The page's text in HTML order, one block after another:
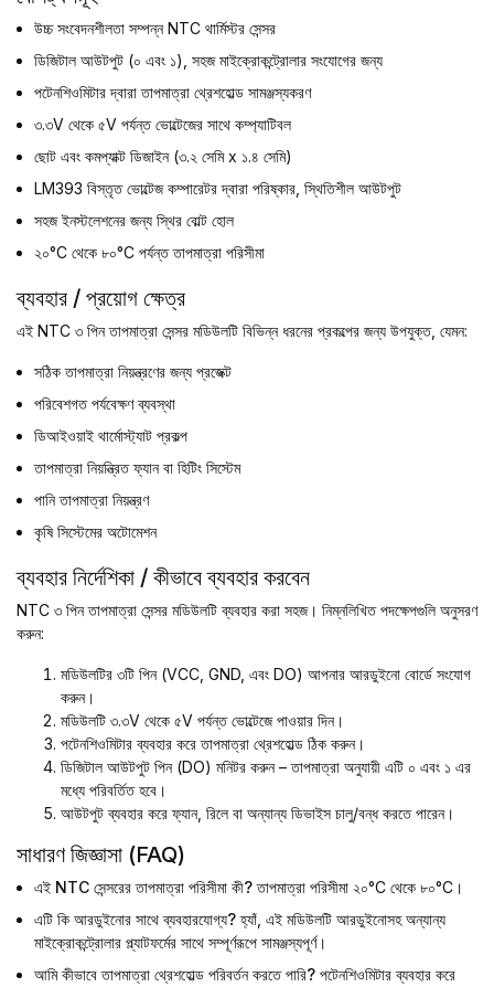
উচ্চ সংবেদনশীলতা সম্পন্ন NTC থার্মিস্টর সেন্সর
ডিজিটাল আউটপুট (০ এবং ১), সহজ মাইক্রোকন্ট্রোলার সংযোগের জন্য
পটেনশিওমিটার দ্বারা তাপমাত্রা থ্রেশহোল্ড সামঞ্জস্যকরণ
৩.৩V থেকে ৫V পর্যন্ত ভোল্টেজের সাথে কম্প্যাটিবল
ছোট এবং কমপ্যাক্ট ডিজাইন (৩.২ সেমি x ১.৪ সেমি)
LM393 বিস্তৃত ভোল্টেজ কম্পারেটর দ্বারা পরিষ্কার, স্থিতিশীল আউটপুট
সহজ ইনস্টলেশনের জন্য স্থির বোল্ট হোল
২০°C থেকে ৮০°C পর্যন্ত তাপমাত্রা পরিসীমা
ব্যবহার / প্রয়োগ ক্ষেত্র
এই NTC ৩ পিন তাপমাত্রা সেন্সর মডিউলটি বিভিন্ন ধরনের প্রকল্পের জন্য উপযুক্ত, যেমন:
সঠিক তাপমাত্রা নিয়ন্ত্রণের জন্য প্রজেক্ট
পরিবেশগত পর্যবেক্ষণ ব্যবস্থা
ডিআইওয়াই থার্মোস্ট্যাট প্রকল্প
তাপমাত্রা নিয়ন্ত্রিত ফ্যান বা হিটিং সিস্টেম
পানি তাপমাত্রা নিয়ন্ত্রণ
কৃষি সিস্টেমের অটোমেশন
ব্যবহার নির্দেশিকা / কীভাবে ব্যবহার করবেন
NTC ৩ পিন তাপমাত্রা সেন্সর মডিউলটি ব্যবহার করা সহজ। নিম্নলিখিত পদক্ষেপগুলি অনুসরণ
করুন:
মডিউলটির ৩টি পিন (VCC, GND, এবং DO) আপনার আরডুইনো বোর্ডে সংযোগ
করুন।
মডিউলটি ৩.৩V থেকে ৫V পর্যন্ত ভোল্টেজে পাওয়ার দিন।
পটেনশিওমিটার ব্যবহার করে তাপমাত্রা থ্রেশহোল্ড ঠিক করুন।
ডিজিটাল আউটপুট পিন (DO) মনিটর করুন – তাপমাত্রা অনুযায়ী এটি ০ এবং ১ এর
মধ্যে পরিবর্তিত হবে।
আউটপুট ব্যবহার করে ফ্যান, রিলে বা অন্যান্য ডিভাইস চালু/বন্ধ করতে পারেন।
সাধারণ জিজ্ঞাসা (FAQ)
এই NTC সেন্সরের তাপমাত্রা পরিসীমা কী?তাপমাত্রা পরিসীমা ২০°C থেকে ৮০°C।
এটি কি আরডুইনোর সাথে ব্যবহারযোগ্য?হ্যাঁ, এই মডিউলটি আরডুইনোসহ অন্যান্য
মাইক্রোকন্ট্রোলার প্ল্যাটফর্মের সাথে সম্পূর্ণরূপে সামঞ্জস্যপূর্ণ।
আমি কীভাবে তাপমাত্রা থ্রেশহোল্ড পরিবর্তন করতে পারি? পটেনশিওমিটার ব্যবহার করে